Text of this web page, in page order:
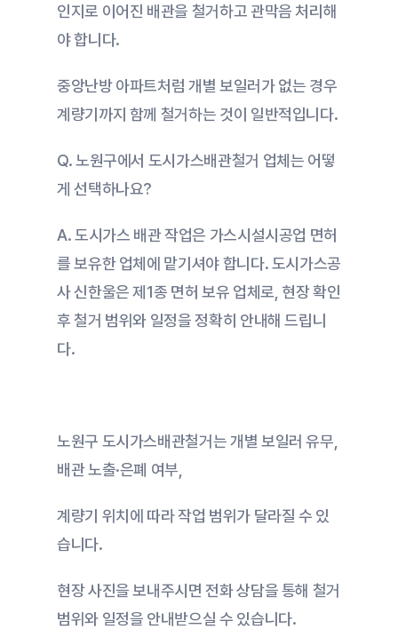
인지로 이어진 배관을 철거하고 관막음 처리해
야 합니다.
중앙난방 아파트처럼 개별 보일러가 없는 경우
계량기까지 함께 철거하는 것이 일반적입니다.
Q. 노원구에서 도시가스배관철거 업체는 어떻
게 선택하나요?
A. 도시가스 배관 작업은 가스시설시공업 면허
를 보유한 업체에 맡기셔야 합니다. 도시가스공
사 신한울은 제1종 면허 보유 업체로, 현장 확인
후 철거 범위와 일정을 정확히 안내해 드립니
다.
노원구 도시가스배관철거는 개별 보일러 유무,
배관 노출·은폐 여부,
계량기 위치에 따라 작업 범위가 달라질 수 있
습니다.
현장 사진을 보내주시면 전화 상담을 통해 철거
범위와 일정을 안내받으실 수 있습니다.